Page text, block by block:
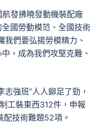
發拂曉發動機裝配廠
國勞動模范、全國技術
我們要弘揚勞模精力、
，成為我們攻堅克難、
強班”人人鉚足了勁，
工裝東西312件，申報
技術難題52項。